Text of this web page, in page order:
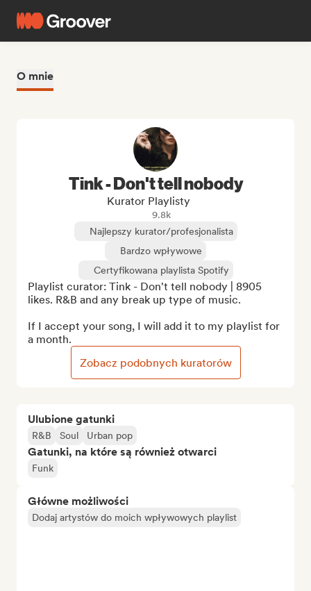
O mnie
Ulubione gatunki
R&B Soul Urban pop
Gatunki, na które są również otwarci
Funk
Główne możliwości
Dodaj artystów do moich wpływowych playlist
Tink - Don't tell nobody
Kurator Playlisty
9.8k
Najlepszy kurator/profesjonalista
Bardzo wpływowe
Certyfikowana playlista Spotify
Playlist curator: Tink - Don't tell nobody | 8905
likes. R&B and any break up type of music.
If I accept your song, I will add it to my playlist for
a month.
Zobacz podobnych kuratorów